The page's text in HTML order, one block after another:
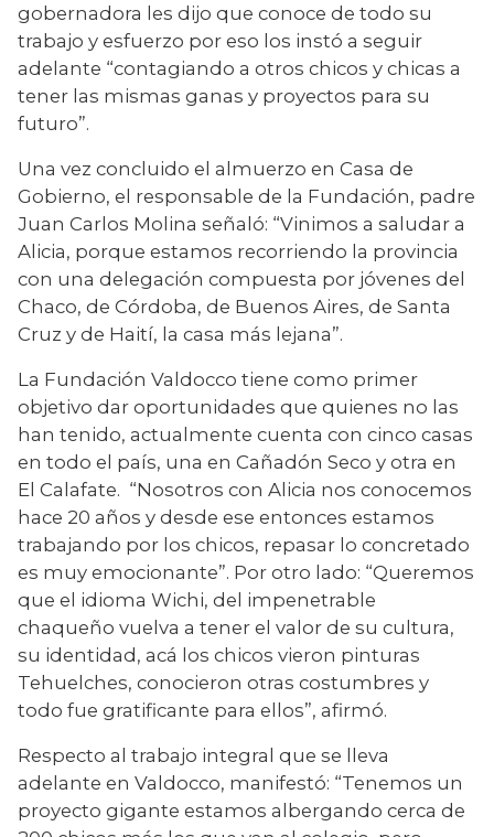
gobernadora les dijo que conoce de todo su
trabajo y esfuerzo por eso los instó a seguir
adelante “contagiando a otros chicos y chicas a
tener las mismas ganas y proyectos para su
futuro”.
Una vez concluido el almuerzo en Casa de
Gobierno, el responsable de la Fundación, padre
Juan Carlos Molina señaló: “Vinimos a saludar a
Alicia, porque estamos recorriendo la provincia
con una delegación compuesta por jóvenes del
Chaco, de Córdoba, de Buenos Aires, de Santa
Cruz y de Haití, la casa más lejana”.
La Fundación Valdocco tiene como primer
objetivo dar oportunidades que quienes no las
han tenido, actualmente cuenta con cinco casas
en todo el país, una en Cañadón Seco y otra en
El Calafate.  “Nosotros con Alicia nos conocemos
hace 20 años y desde ese entonces estamos
trabajando por los chicos, repasar lo concretado
es muy emocionante”. Por otro lado: “Queremos
que el idioma Wichi, del impenetrable
chaqueño vuelva a tener el valor de su cultura,
su identidad, acá los chicos vieron pinturas
Tehuelches, conocieron otras costumbres y
todo fue gratificante para ellos”, afirmó.
Respecto al trabajo integral que se lleva
adelante en Valdocco, manifestó: “Tenemos un
proyecto gigante estamos albergando cerca de